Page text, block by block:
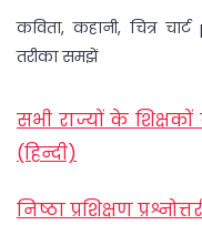
कविता, कहानी, चित्र
तरीका समझें
सभी राज्यों के शिक्षकों
(हिन्दी)
निष्ठा प्रशिक्षण